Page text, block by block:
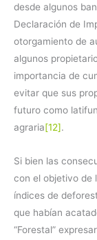
desde algunos
Declaración de
otorgamiento de
algunos
importancia de
evitar que sus
futuro como
agraria[12].
Si bien las
con el objetivo de
índices de
que habían
“Forestal”